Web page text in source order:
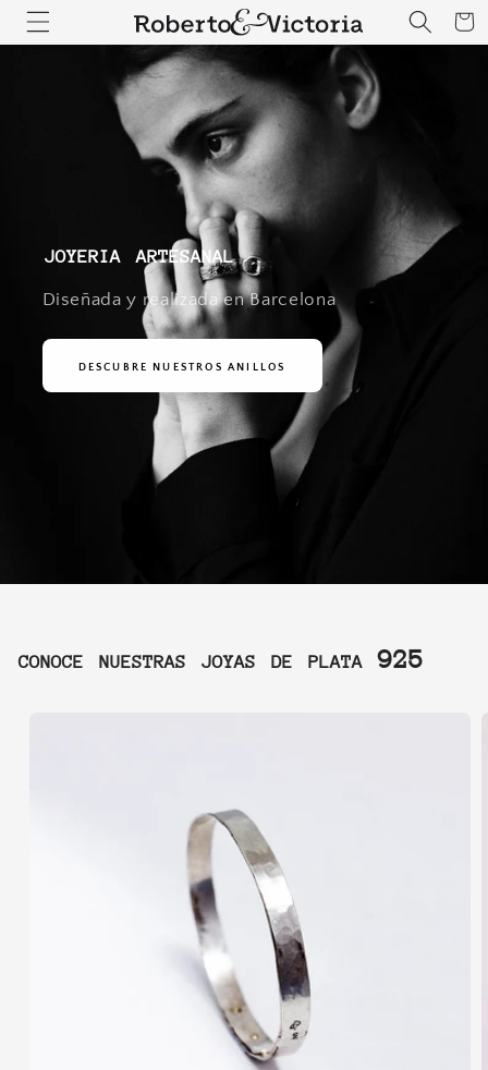
IR
DIRECTAMENTE
AL CONTENIDO
Carrito
joyeria artesanal
Diseñada y realizada en Barcelona
DESCUBRE NUESTROS ANILLOS
conoce nuestras joyas de plata 925